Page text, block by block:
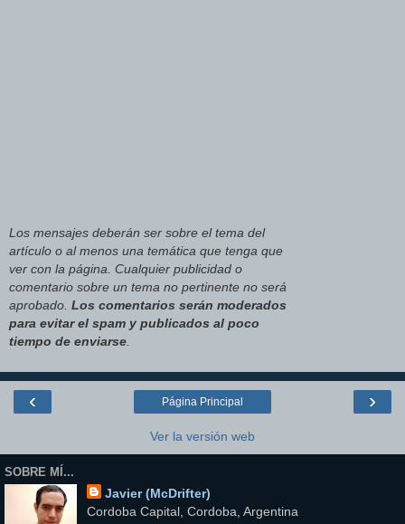
Los mensajes deberán ser sobre el tema del
artículo o al menos una temática que tenga que
ver con la página. Cualquier publicidad o
comentario sobre un tema no pertinente no será
aprobado. Los comentarios serán moderados
para evitar el spam y publicados al poco
tiempo de enviarse
‹ ›
Página Principal
Ver la versión web
SOBRE MÍ...
Javier (McDrifter)
Cordoba Capital, Cordoba, Argentina